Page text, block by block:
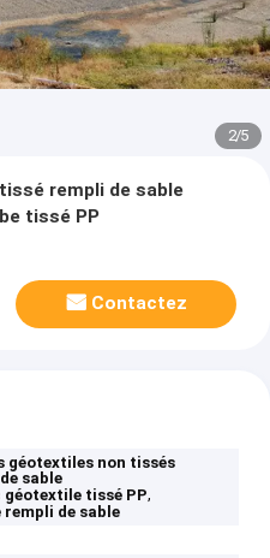
2/5
rempli de sable
tissé PP
Contactez
géotextiles non tissés
sable
géotextile tissé PP,
rempli de sable